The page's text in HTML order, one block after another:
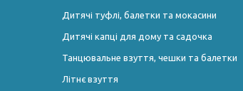
Дитячі туфлі, балетки та мокасини
Дитячі капці для дому та садочка
Танцювальне взуття, чешки та балетки
Літнє взуття